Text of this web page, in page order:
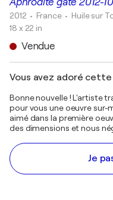
2012 • France • Huile sur
18 x 22 in
Vendue
Vous avez adoré
Bonne nouvelle ! L'artiste
pour vous une oeuvre sur-
aimé dans la première
des dimensions et nous
Je